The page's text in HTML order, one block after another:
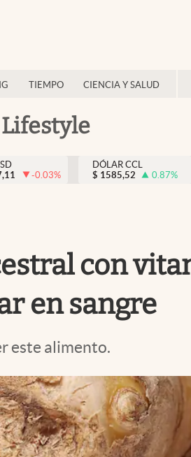
TIEMPO CIENCIA Y SALUD
Lifestyle
-0.03%
DÓLAR CCL
$ 1585,52 0.87%
con
en sangre
este alimento.